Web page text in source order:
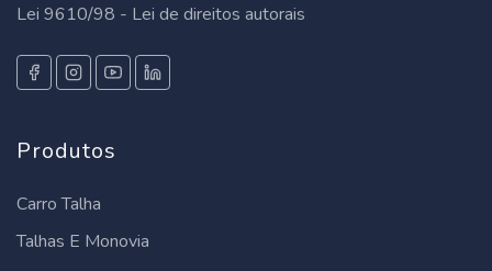
Lei 9610/98 - Lei de direitos autorais
Produtos
Carro Talha
Talhas E Monovia